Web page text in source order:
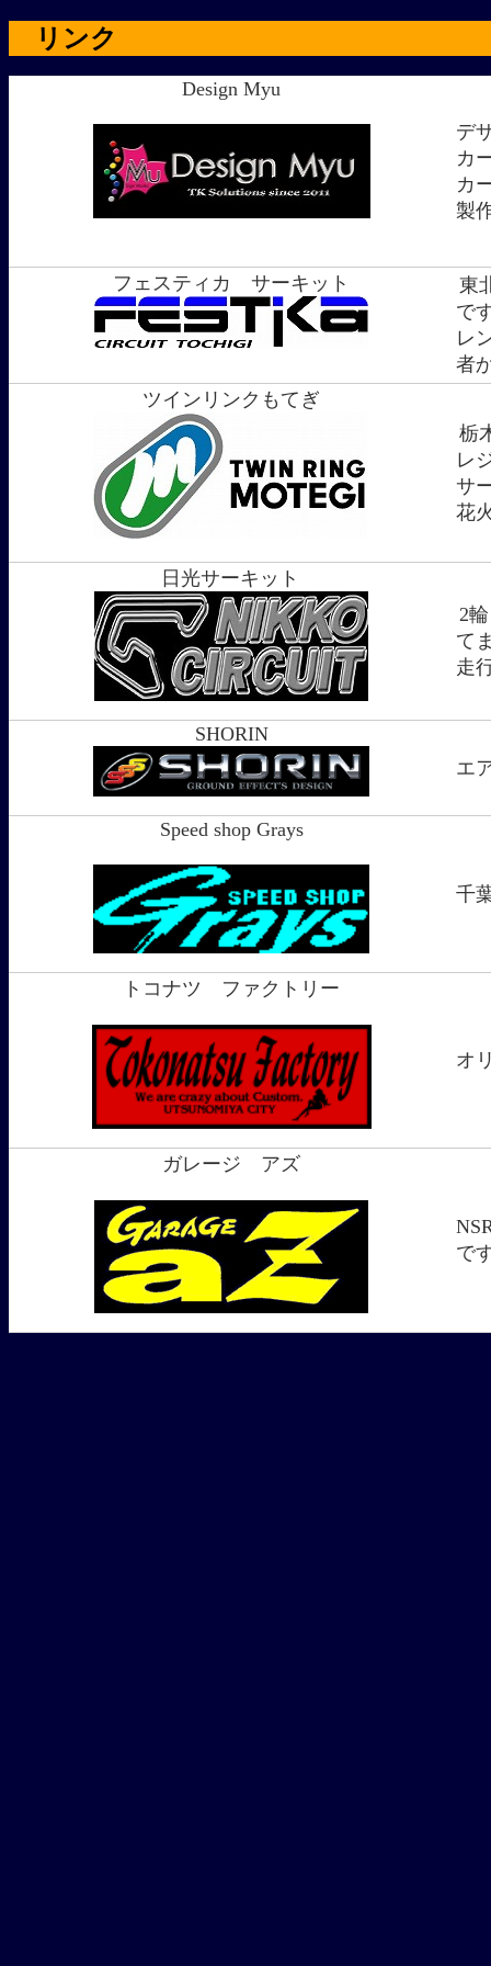
リンク
Design Myu
デ
カ
カ
製
フェスティカ サーキット
東
で
レ
者
ツインリンクもてぎ
栃
レ
サ
花
日光サーキット
2
て
走
SHORIN
エ
Speed shop Grays
千
トコナツ ファクトリー
オ
ガレージ アズ
で